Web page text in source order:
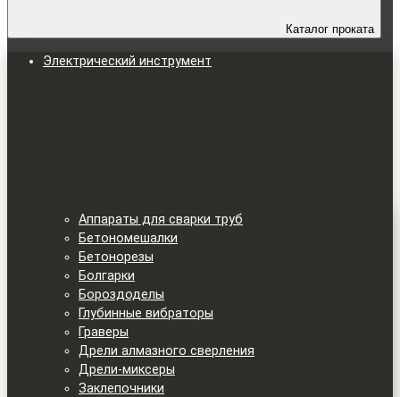
Каталог проката
Электрический инструмент
Аппараты для сварки труб
Бетономешалки
Бетонорезы
Болгарки
Бороздоделы
Глубинные вибраторы
Граверы
Дрели алмазного сверления
Дрели-миксеры
Заклепочники